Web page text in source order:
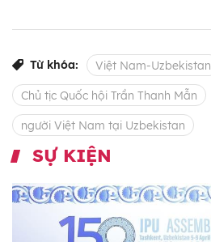
Từ khóa: Việt Nam-Uzbekistan
Chủ tịc Quốc hội Trần Thanh Mẫn
người Việt Nam tại Uzbekistan
SỰ KIỆN